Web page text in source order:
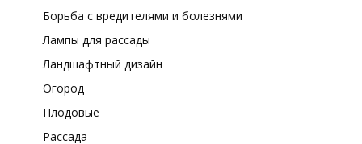
Борьба с вредителями и болезнями
Лампы для рассады
Ландшафтный дизайн
Огород
Плодовые
Рассада